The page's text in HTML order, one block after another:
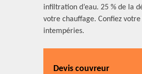
infiltration d’eau. 25 % de la
votre chauffage. Confiez
intempéries.
Devis couvreur